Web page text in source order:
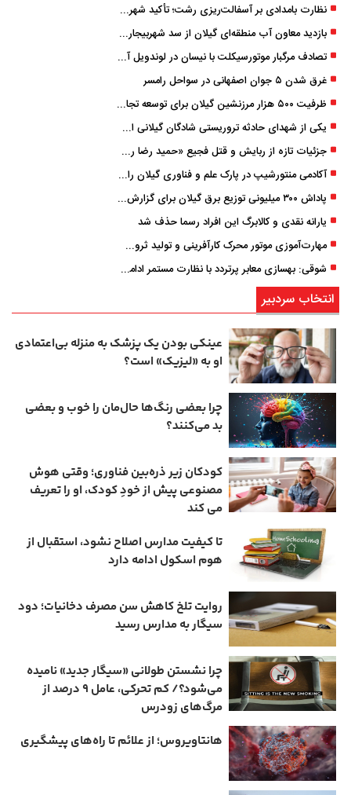
نظارت بامدادی بر آسفالت‌ریزی رشت؛ تأکید شهردار و بازرس کل بر کیفیت اجرای پروژه‌ها
بازدید معاون آب منطقه‌ای گیلان از سد شهربیجار برای تداوم تأمین آب شرب استان
تصادف مرگبار موتورسیکلت با نیسان در لوندویل آستارا/ انتقال مصدوم با اورژانس هوایی به رشت
غرق شدن ۵ جوان اصفهانی در سواحل رامسر
ظرفیت ۵۰۰ هزار مرزنشین گیلان برای توسعه تجارت فعال می‌شود
یکی از شهدای حادثه تروریستی شادگان گیلانی است/ شهادت «سینا سیاه‌ نژاد» در درگیری با اشرار مسلح
جزئیات تازه از ربایش و قتل فجیع «حمید رضا رجب زاده» مداح جوان تهرانی؛ ۴ متهم بازداشت شدند
آکادمی منتورشیپ در پارک علم و فناوری گیلان راه‌اندازی شد
پاداش ۳۰۰ میلیونی توزیع برق گیلان برای گزارش ماینرهای غیرمجاز
یارانه نقدی و کالابرگ این افراد رسما حذف شد
مهارت‌آموزی موتور محرک کارآفرینی و تولید ثروت است
شوقی: بهسازی معابر پرتردد با نظارت مستمر ادامه دارد
انتخاب سردبیر
عینکی‌ بودن یک پزشک به منزله بی‌اعتمادی
او به «لیزیک» است؟
چرا بعضی رنگ‌ها حال‌مان را خوب و بعضی
بد می‌کنند؟
کودکان زیر ذره‌بین فناوری؛ وقتی هوش
مصنوعی پیش از خودِ کودک، او را تعریف
می ‌کند
تا کیفیت مدارس اصلاح نشود، استقبال از
هوم ‌اسکول ادامه دارد
روایت تلخ کاهش سن مصرف دخانیات؛ دود
سیگار به مدارس رسید
چرا نشستن طولانی «سیگار جدید» نامیده
می‌شود؟/ کم‌ تحرکی، عامل ۹ درصد از
مرگ‌های زودرس
هانتاویروس؛ از علائم تا راه‌های پیشگیری